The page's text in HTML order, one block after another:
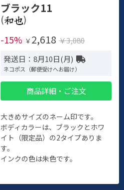
ブラック11
(
)
-15% ￥ 2,618 ￥3,080
発送日：8月10日(月)
ネコポス（郵便受けへお届け）
商品詳細・ご注文
大きめサイズのネーム印です。
ボディカラーは、ブラックとホワ
イト（限定品）の2タイプありま
す。
インクの色は朱色です。